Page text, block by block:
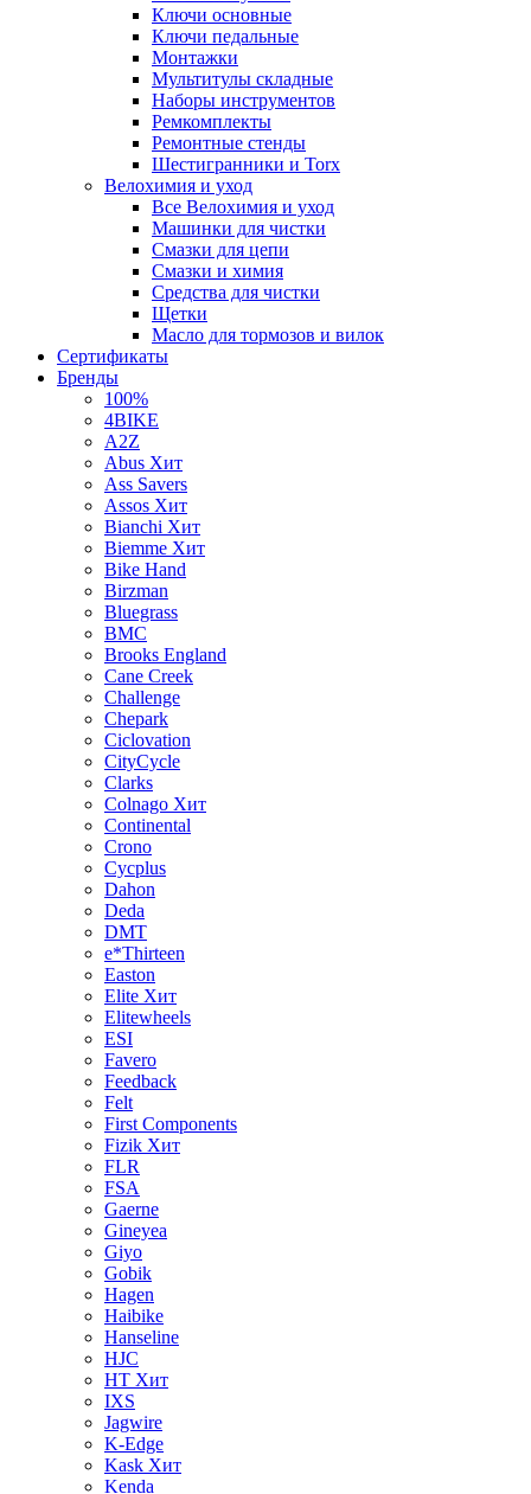
Ключи основные
Ключи педальные
Монтажки
Мультитулы складные
Наборы инструментов
Ремкомплекты
Ремонтные стенды
Шестигранники и Torx
Велохимия и уход
Все Велохимия и уход
Машинки для чистки
Смазки для цепи
Смазки и химия
Средства для чистки
Щетки
Масло для тормозов и вилок
Сертификаты
Бренды
100%
4BIKE
A2Z
Abus Хит
Ass Savers
Assos Хит
Bianchi Хит
Biemme Хит
Bike Hand
Birzman
Bluegrass
BMC
Brooks England
Cane Creek
Challenge
Chepark
Ciclovation
CityCycle
Clarks
Colnago Хит
Continental
Crono
Cycplus
Dahon
Deda
DMT
e*Thirteen
Easton
Elite Хит
Elitewheels
ESI
Favero
Feedback
Felt
First Components
Fizik Хит
FLR
FSA
Gaerne
Gineyea
Giyo
Gobik
Hagen
Haibike
Hanseline
HJC
HT Хит
IXS
Jagwire
K-Edge
Kask Хит
Kenda